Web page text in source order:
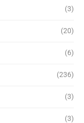
(3)
(20)
(6)
(236)
(3)
(3)